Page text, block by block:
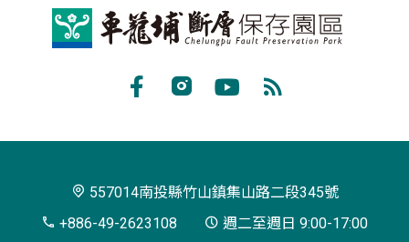
車
存
閱
557014南投縣竹山鎮集山路二段345號
+886-49-2623108
週二至週日 9:00-17:00